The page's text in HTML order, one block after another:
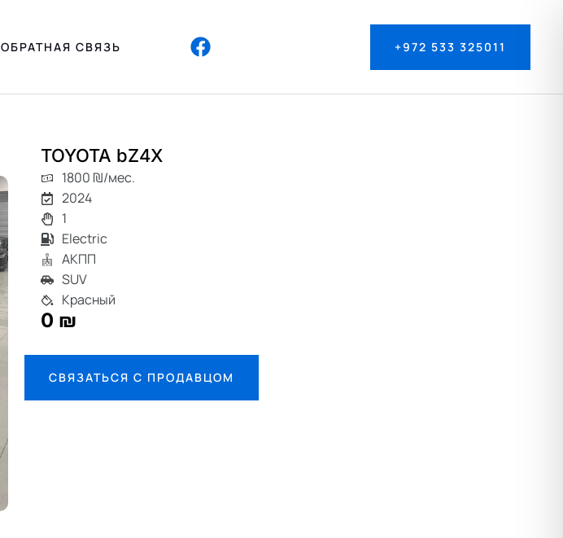
ОБРАТНАЯ СВЯЗЬ +972 533 325011
TOYOTA bZ4X
1800 ₪/мес.
2024
1
Electric
АКПП
SUV
Красный
0 ₪
СВЯЗАТЬСЯ С ПРОДАВЦОМ